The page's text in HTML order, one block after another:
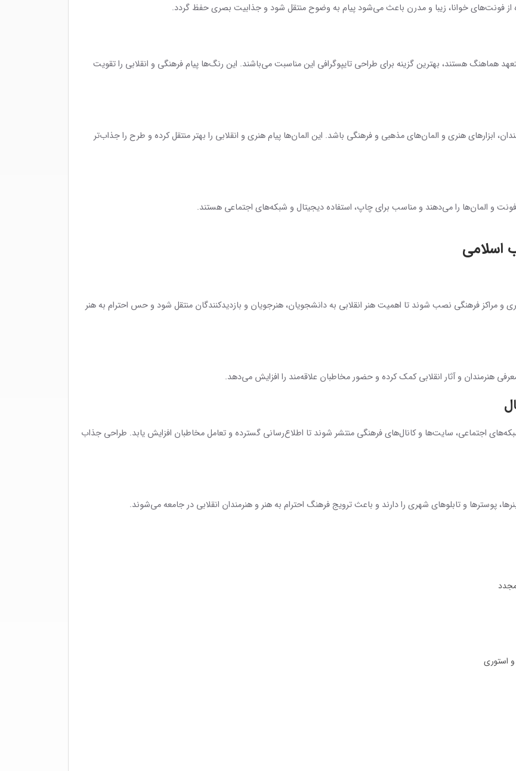
از فونت‌های خوانا، زیبا و مدرن باعث می‌شود پیام به وضوح منتقل شود و جذابیت بصری حفظ گردد.
هماهنگ هستند، بهترین گزینه برای طراحی تایپوگرافی این مناسبت می‌باشند. این رنگ‌ها پیام فرهنگی و انقلابی را تقویت
ابزارهای هنری و المان‌های مذهبی و فرهنگی باشد. این المان‌ها پیام هنری و انقلابی را بهتر منتقل کرده و طرح را جذاب‌تر
فونت و المان‌ها را می‌دهند و مناسب برای چاپ، استفاده دیجیتال و شبکه‌های اجتماعی هستند.
اسلامی
و مراکز فرهنگی نصب شوند تا اهمیت هنر انقلابی به دانشجویان، هنرجویان و بازدیدکنندگان منتقل شود و حس احترام به هنر
هنرمندان و آثار انقلابی کمک کرده و حضور مخاطبان علاقه‌مند را افزایش می‌دهد.
اجتماعی، سایت‌ها و کانال‌های فرهنگی منتشر شوند تا اطلاع‌رسانی گسترده و تعامل مخاطبان افزایش یابد. طراحی جذاب
پوسترها و تابلوهای شهری را دارند و باعث ترویج فرهنگ احترام به هنر و هنرمندان انقلابی در جامعه می‌شوند.
و استوری